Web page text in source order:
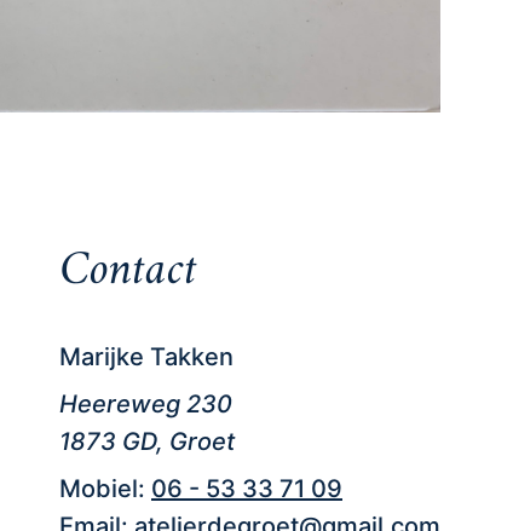
Contact
Marijke Takken
Heereweg 230
1873 GD, Groet
Mobiel: 06 - 53 33 71 09